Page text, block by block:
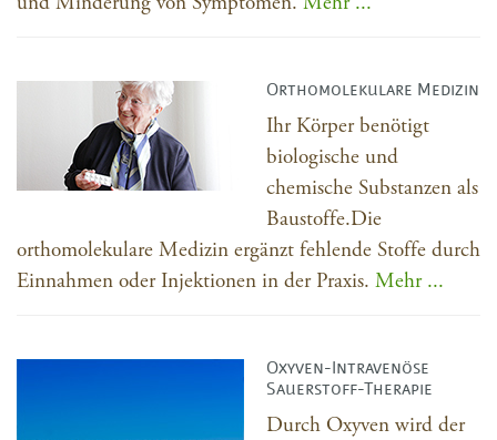
Orthomolekulare Medizin
Ihr Körper benötigt
biologische und
chemische Substanzen als
Baustoffe.Die
orthomolekulare Medizin ergänzt fehlende Stoffe durch
Einnahmen oder Injektionen in der Praxis. Mehr ...
Oxyven-Intravenöse
Sauerstoff-Therapie
Durch Oxyven wird der